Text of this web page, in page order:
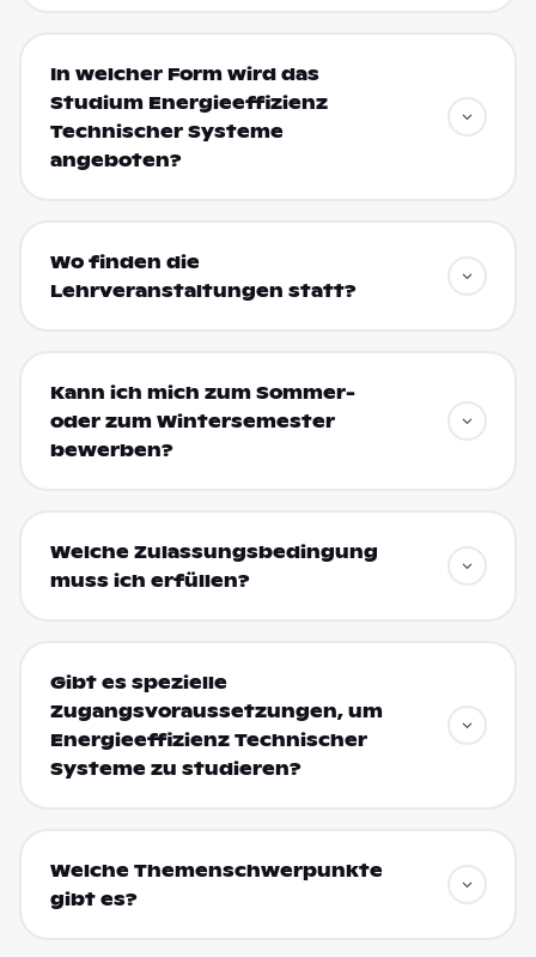
In welcher Form wird das
Studium Energieeffizienz
Technischer Systeme
angeboten?
Wo finden die
Lehrveranstaltungen statt?
Kann ich mich zum Sommer-
oder zum Wintersemester
bewerben?
Welche Zulassungsbedingung
muss ich erfüllen?
Gibt es spezielle
Zugangsvoraussetzungen, um
Energieeffizienz Technischer
Systeme zu studieren?
Welche Themenschwerpunkte
gibt es?